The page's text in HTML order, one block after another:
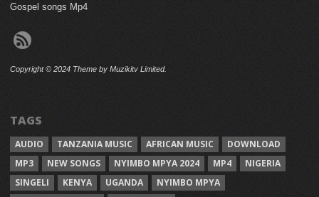
Gospel songs Mp4
Copyright © 2024 Theme by Muzikitv Limited.
TAGS
AUDIO TANZANIA MUSIC AFRICAN MUSIC
DOWNLOAD
MP3
NEW SONGS NYIMBO MPYA 2024 MP4
NIGERIA
SINGELI
KENYA UGANDA
NYIMBO MPYA